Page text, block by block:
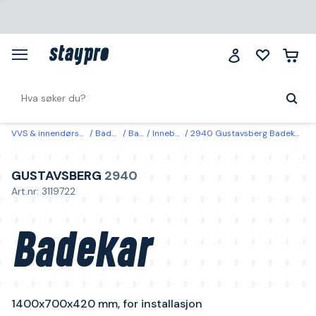
VVS & innendørsklima Baderom Badekar Innebygde badekar 2940 Gustavsberg Badekar 1400x700x420 mm, for installasjon Glazeplus og hull for breddeavløp
GUSTAVSBERG 2940
Art.nr: 3119722
Badekar
1400x700x420 mm, for installasjon